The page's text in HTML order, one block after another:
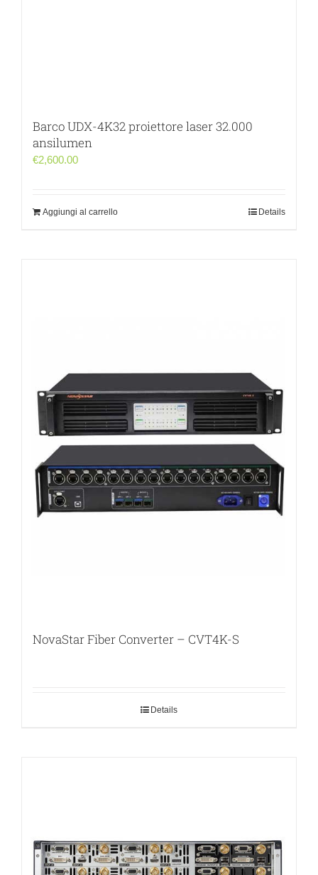
Barco UDX-4K32 proiettore laser 32.000
ansilumen
€2,600.00
Aggiungi al carrello Details
NovaStar Fiber Converter – CVT4K-S
Details